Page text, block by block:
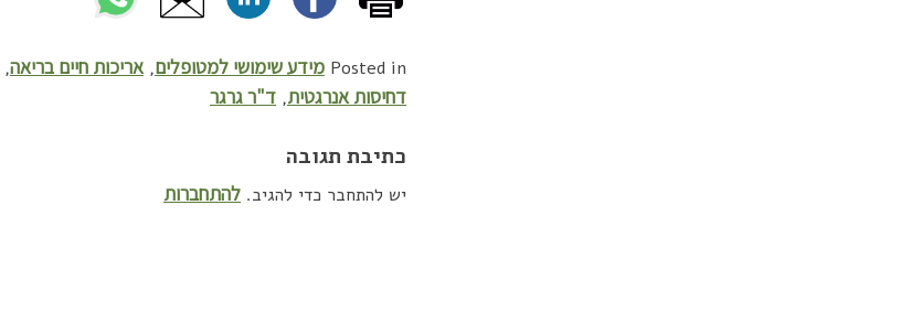
Posted in מידע שימושי למטופלים,אריכות חיים בריאה,
דחיסות אנרגטית, ד"ר גרגר
כתיבת תגובה
יש להתחבר כדי להגיב. להתחברות